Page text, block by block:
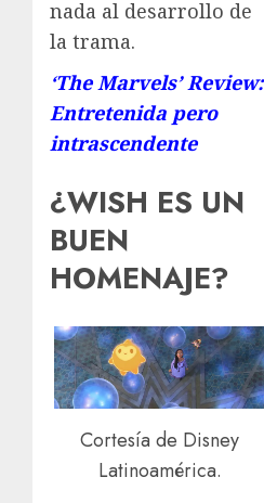
nada al desarrollo de
la trama.
‘The Marvels’ Review:
Entretenida pero
intrascendente
¿WISH ES UN
BUEN
HOMENAJE?
Cortesía de Disney
Latinoamérica.